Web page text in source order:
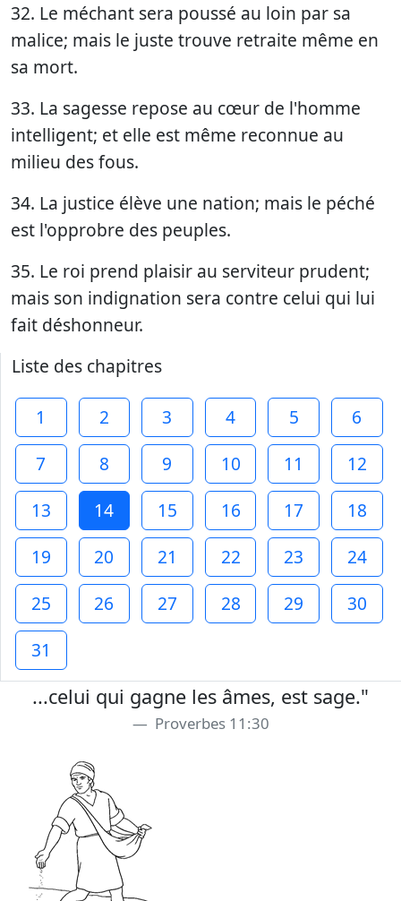
32. Le méchant sera poussé au loin par sa
malice; mais le juste trouve retraite même en
sa mort.
33. La sagesse repose au cœur de l'homme
intelligent; et elle est même reconnue au
milieu des fous.
34. La justice élève une nation; mais le péché
est l'opprobre des peuples.
35. Le roi prend plaisir au serviteur prudent;
mais son indignation sera contre celui qui lui
fait déshonneur.
Liste des chapitres
1 2 3 4 5
6
7
8 9 10 11
12
13
14 15 16 17
18
19
20 21 22 23
24
25
26 27 28 29
30
31
...celui qui gagne les âmes, est sage."
Proverbes 11:30